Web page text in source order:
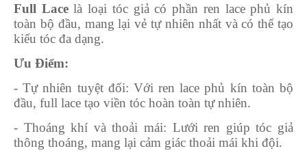
Full Lacelà loại tóc giả có phần ren lace phủ kín
toàn bộ đầu, mang lại vẻ tự nhiên nhất và có thể tạo
kiểu tóc đa dạng.
Ưu Điểm:
- Tự nhiên tuyệt đối: Với ren lace phủ kín toàn bộ
đầu, full lace tạo viền tóc hoàn toàn tự nhiên.
- Thoáng khí và thoải mái: Lưới ren giúp tóc giả
thông thoáng, mang lại cảm giác thoải mái khi đội.